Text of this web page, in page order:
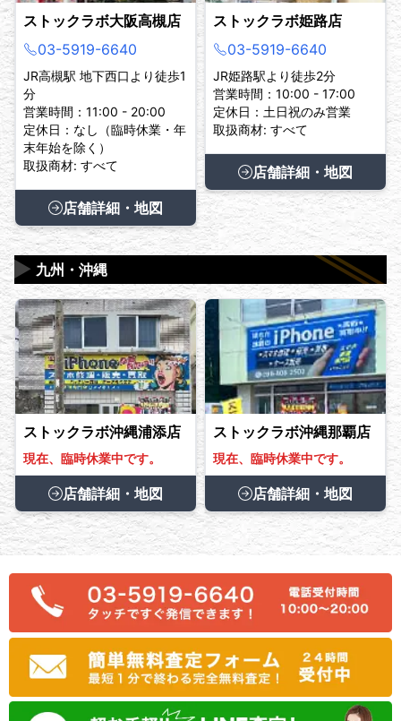
ストックラボ大阪高槻店
03-5919-6640
JR高槻駅 地下西口より徒歩1
分
営業時間：11:00 - 20:00
定休日：なし（臨時休業・年
末年始を除く）
取扱商材: すべて
店舗詳細・地図
ストックラボ姫路店
03-5919-6640
JR姫路駅より徒歩2分
営業時間：10:00 - 17:00
定休日：土日祝のみ営業
取扱商材: すべて
店舗詳細・地図
九州・沖縄
▶
ストックラボ沖縄浦添店
現在、臨時休業中です。
店舗詳細・地図
ストックラボ沖縄那覇店
現在、臨時休業中です。
店舗詳細・地図